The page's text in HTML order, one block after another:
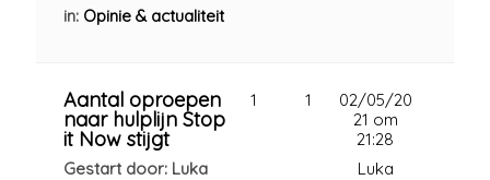
in: Opinie & actualiteit
Aantal oproepen
naar hulplijn Stop
it Now stijgt
Gestart door: Luka
1 1
02/05/20
21 om
21:28
Luka